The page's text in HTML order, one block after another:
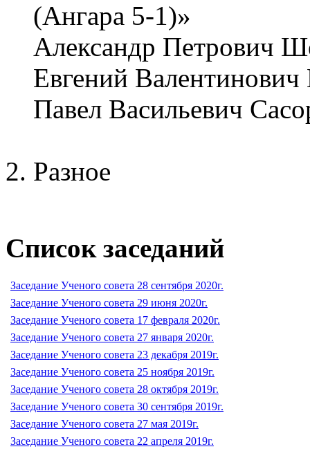
(Ангара 5-1)»
Александр Петрович
Евгений
Павел Васильевич
Разное
Список заседаний
Заседание Ученого совета 28 сентября 2020г.
Заседание Ученого совета 29 июня 2020г.
Заседание Ученого совета 17 февраля 2020г.
Заседание Ученого совета 27 января 2020г.
Заседание Ученого совета 23 декабря 2019г.
Заседание Ученого совета 25 ноября 2019г.
Заседание Ученого совета 28 октября 2019г.
Заседание Ученого совета 30 сентября 2019г.
Заседание Ученого совета 27 мая 2019г.
Заседание Ученого совета 22 апреля 2019г.